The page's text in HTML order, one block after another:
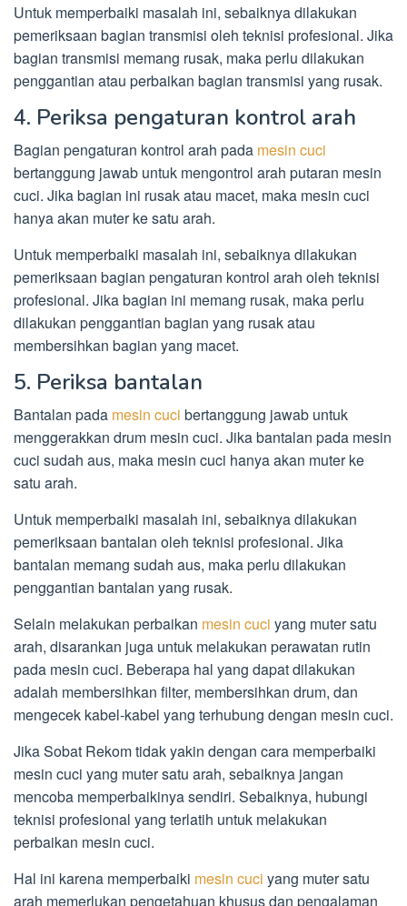
Untuk memperbaiki masalah ini, sebaiknya dilakukan
pemeriksaan bagian transmisi oleh teknisi profesional. Jika
bagian transmisi memang rusak, maka perlu dilakukan
penggantian atau perbaikan bagian transmisi yang rusak.
4. Periksa pengaturan kontrol arah
Bagian pengaturan kontrol arah pada mesin cuci
bertanggung jawab untuk mengontrol arah putaran mesin
cuci. Jika bagian ini rusak atau macet, maka mesin cuci
hanya akan muter ke satu arah.
Untuk memperbaiki masalah ini, sebaiknya dilakukan
pemeriksaan bagian pengaturan kontrol arah oleh teknisi
profesional. Jika bagian ini memang rusak, maka perlu
dilakukan penggantian bagian yang rusak atau
membersihkan bagian yang macet.
5. Periksa bantalan
Bantalan pada mesin cuci bertanggung jawab untuk
menggerakkan drum mesin cuci. Jika bantalan pada mesin
cuci sudah aus, maka mesin cuci hanya akan muter ke
satu arah.
Untuk memperbaiki masalah ini, sebaiknya dilakukan
pemeriksaan bantalan oleh teknisi profesional. Jika
bantalan memang sudah aus, maka perlu dilakukan
penggantian bantalan yang rusak.
Selain melakukan perbaikan mesin cuci yang muter satu
arah, disarankan juga untuk melakukan perawatan rutin
pada mesin cuci. Beberapa hal yang dapat dilakukan
adalah membersihkan filter, membersihkan drum, dan
mengecek kabel-kabel yang terhubung dengan mesin cuci.
Jika Sobat Rekom tidak yakin dengan cara memperbaiki
mesin cuci yang muter satu arah, sebaiknya jangan
mencoba memperbaikinya sendiri. Sebaiknya, hubungi
teknisi profesional yang terlatih untuk melakukan
perbaikan mesin cuci.
Hal ini karena memperbaiki mesin cuci yang muter satu
arah memerlukan pengetahuan khusus dan pengalaman